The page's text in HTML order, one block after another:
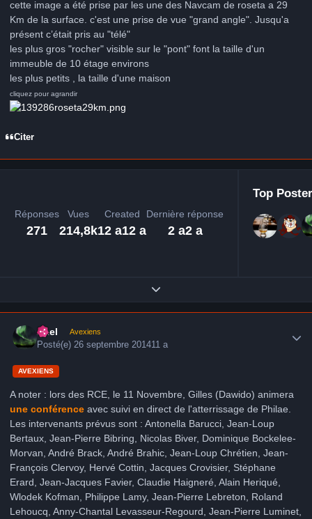
cette image a été prise par les une des Navcam de roseta a 29
Km de la surface. c'est une prise de vue "grand angle". Jusqu'a
présent c’était pris au "télé"
les plus gros "rocher" visible sur le "pont" font la taille d'un
immeuble de 10 étage environs
les plus petits , la taille d'une maison
cliquez pour agrandir
Citer
Réponses
271
Vues
214,8k
Created
12 a12 a
Dernière réponse
2 a2 a
Top
Expand topic overview
Axel Avexiens
Posté(e) 26 septembre 201411 a
AVEXIENS
A noter : lors des RCE, le 11 Novembre, Gilles (Dawido) animera
une conférence avec suivi en direct de l'atterrissage de Philae.
Les intervenants prévus sont : Antonella Barucci, Jean-Loup
Bertaux, Jean-Pierre Bibring, Nicolas Biver, Dominique Bockelee-
Morvan, André Brack, André Brahic, Jean-Loup Chrétien, Jean-
François Clervoy, Hervé Cottin, Jacques Crovisier, Stéphane
Erard, Jean-Jacques Favier, Claudie Haigneré, Alain Heriqué,
Wlodek Kofman, Philippe Lamy, Jean-Pierre Lebreton, Roland
Lehoucq, Anny-Chantal Levasseur-Regourd, Jean-Pierre Luminet,